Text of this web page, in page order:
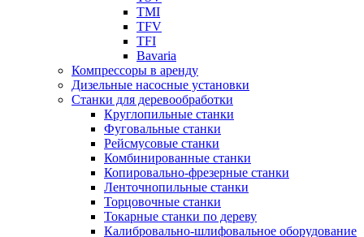
TMI
TFV
TFI
Bavaria
Компрессоры в аренду
Дизельные насосные установки
Станки для деревообработки
Круглопильные станки
Фуговальные станки
Рейсмусовые станки
Комбинированные станки
Копировально-фрезерные станки
Ленточнопильные станки
Торцовочные станки
Токарные станки по дереву
Калибровально-шлифовальное оборудование